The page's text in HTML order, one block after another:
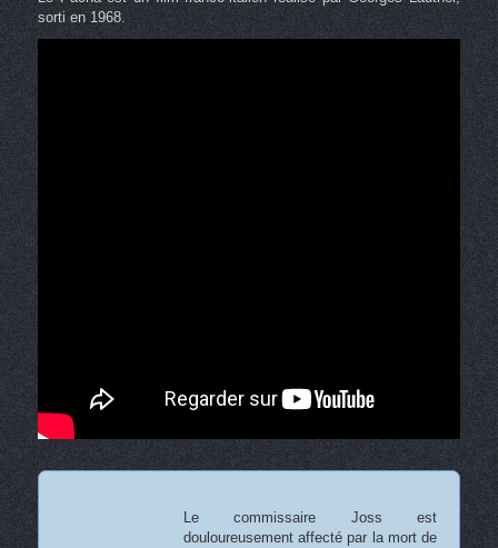
sorti en 1968.
Le commissaire Joss est
douloureusement affecté par la mort de